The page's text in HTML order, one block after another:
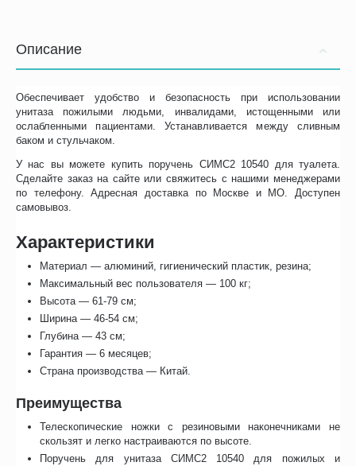
Описание
Обеспечивает удобство и безопасность при использовании
унитаза пожилыми людьми, инвалидами, истощенными или
ослабленными пациентами. Устанавливается между сливным
баком и стульчаком.
У нас вы можете купить поручень СИМС2 10540 для туалета.
Сделайте заказ на сайте или свяжитесь с нашими менеджерами
по телефону. Адресная доставка по Москве и МО. Доступен
самовывоз.
Характеристики
Материал — алюминий, гигиенический пластик, резина;
Максимальный вес пользователя — 100 кг;
Высота — 61-79 см;
Ширина — 46-54 см;
Глубина — 43 см;
Гарантия — 6 месяцев;
Страна производства — Китай.
Преимущества
Телескопические ножки с резиновыми наконечниками не
скользят и легко настраиваются по высоте.
Поручень для унитаза СИМС2 10540 для пожилых и